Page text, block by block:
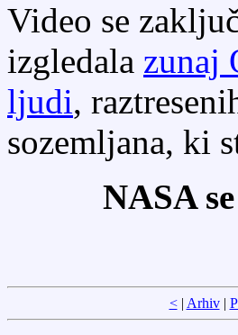
Video se
izgledala zunaj
ljudi,
sozemljana, ki
NASA
<| Arhiv|